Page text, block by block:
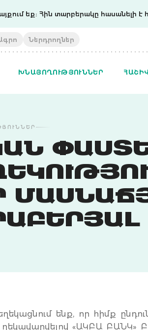
եք: Հին տարբերակը հասանելի է
Ներդրողներ
ԽՆԱՅՈՂՈՒԹՅՈՒՆՆԵՐ
ՓԱՍՏԵՐ
ենք, որ հիմք
ղեկավարվելով «ԱԿԲԱ ԲԱՆԿ»